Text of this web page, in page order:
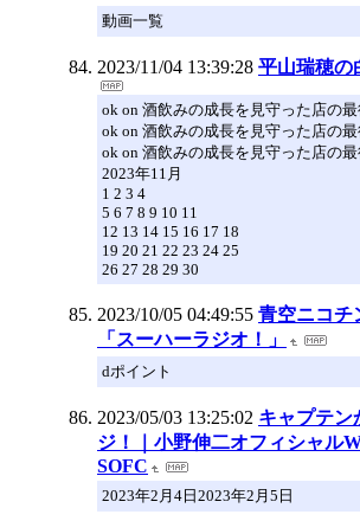
動画一覧
2023/11/04 13:39:28 平山瑞穂の
ok on 酒飲みの成長を見守った店の
ok on 酒飲みの成長を見守った店の
ok on 酒飲みの成長を見守った店の
2023年11月
1 2 3 4
5 6 7 8 9 10 11
12 13 14 15 16 17 18
19 20 21 22 23 24 25
26 27 28 29 30
2023/10/05 04:49:55 青空ニコチ
「スーハーラジオ！」
dポイント
2023/05/03 13:25:02 キャプテン
ジ！｜小野伸二オフィシャル
SOFC
2023年2月4日2023年2月5日